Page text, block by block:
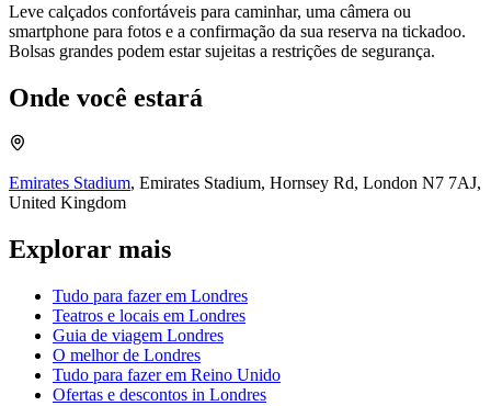
Leve calçados confortáveis para caminhar, uma câmera ou
smartphone para fotos e a confirmação da sua reserva na tickadoo.
Bolsas grandes podem estar sujeitas a restrições de segurança.
Onde você estará
Emirates Stadium, Emirates Stadium, Hornsey Rd, London N7 7AJ,
United Kingdom
Explorar mais
Tudo para fazer em Londres
Teatros e locais em Londres
Guia de viagem Londres
O melhor de Londres
Tudo para fazer em Reino Unido
Ofertas e descontos in Londres